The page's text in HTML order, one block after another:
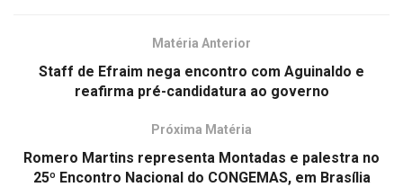
Matéria Anterior
Staff de Efraim nega encontro com Aguinaldo e
reafirma pré-candidatura ao governo
Próxima Matéria
Romero Martins representa Montadas e palestra no
25º Encontro Nacional do CONGEMAS, em Brasília